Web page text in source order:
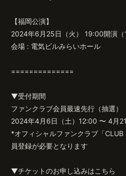
【福岡公演】
2024年6月25日（火） 19:00開演（
会場 : 電気ビルみらいホール
==============
▼受付期間
ファンクラブ会員最速先行（抽選）
2024年4月6日（土）12:00 〜 4月
*オフィシャルファンクラブ「CLUB
員登録が必要となります
▼チケットのお申し込みはこちら